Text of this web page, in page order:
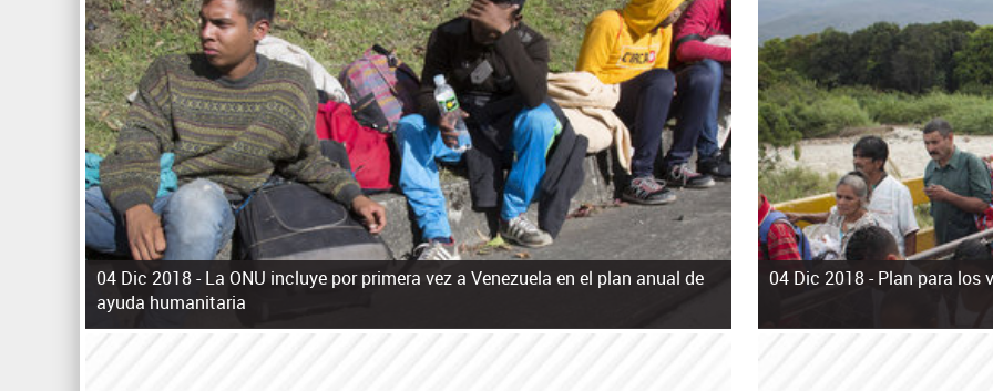
04 Dic 2018 -La ONU incluye por primera vez a Venezuela en el plan anual de
ayuda humanitaria
04 Dic 2018 -Plan para los